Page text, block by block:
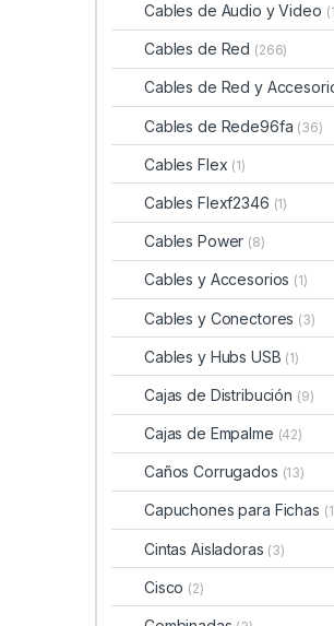
Cables de Audio y Video
Cables de Red (266)
Cables de Red y
Cables de Rede96fa (36)
Cables Flex (1)
Cables Flexf2346 (1)
Cables Power (8)
Cables y Accesorios (1)
Cables y Conectores (3)
Cables y Hubs USB (1)
Cajas de Distribución (9)
Cajas de Empalme (42)
Caños Corrugados (13)
Capuchones para Fichas
Cintas Aisladoras (3)
Cisco (2)